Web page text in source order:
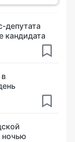
депутата
кандидата
ночью